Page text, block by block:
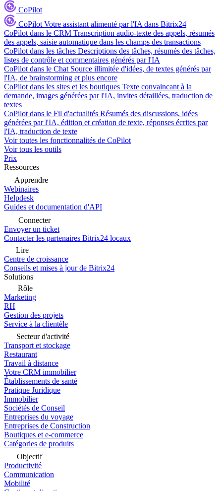
CoPilot
CoPilot Votre assistant alimenté par l'IA dans Bitrix24
CoPilot dans le CRM Transcription audio-texte des appels, résumés
des appels, saisie automatique dans les champs des transactions
CoPilot dans les tâches Descriptions des tâches, résumés des tâches,
listes de contrôle et commentaires générés par l'IA
CoPilot dans le Chat Source illimitée d'idées, de textes générés par
l'IA, de brainstorming et plus encore
CoPilot dans les sites et les boutiques Texte convaincant à la
demande, images générées par l'IA, invites détaillées, traduction de
textes
CoPilot dans le Fil d'actualités Résumés des discussions, idées
générées par l'IA, édition et création de texte, réponses écrites par
l'IA, traduction de texte
Voir toutes les fonctionnalités de CoPilot
Voir tous les outils
Prix
Ressources
Apprendre
Webinaires
Helpdesk
Guides et documentation d'API
Connecter
Envoyer un ticket
Contacter les partenaires Bitrix24 locaux
Lire
Centre de croissance
Conseils et mises à jour de Bitrix24
Solutions
Rôle
Marketing
RH
Gestion des projets
Service à la clientèle
Secteur d'activité
Transport et stockage
Restaurant
Travail à distance
Votre CRM immobilier
Établissements de santé
Pratique Juridique
Immobilier
Sociétés de Conseil
Entreprises du voyage
Entreprises de Construction
Boutiques et e-commerce
Catégories de produits
Objectif
Productivité
Communication
Mobilité